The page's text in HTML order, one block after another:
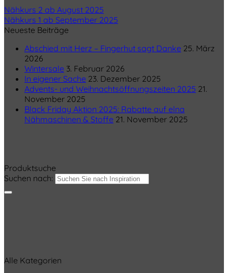
Nähkurs 2 ab August 2025
Nähkurs 1 ab September 2025
Neueste Beiträge
Abschied mit Herz – Fingerhut sagt Danke 25. März
2026
Wintersale 3. Februar 2026
In eigener Sache 23. Dezember 2025
Advents- und Weihnachtsöffnungszeiten 2025 21.
November 2025
Black Friday Aktion 2025: Rabatte auf elna
Nähmaschinen & Stoffe 21. November 2025
Produktsuche
Suchen nach:
Alle Kategorien